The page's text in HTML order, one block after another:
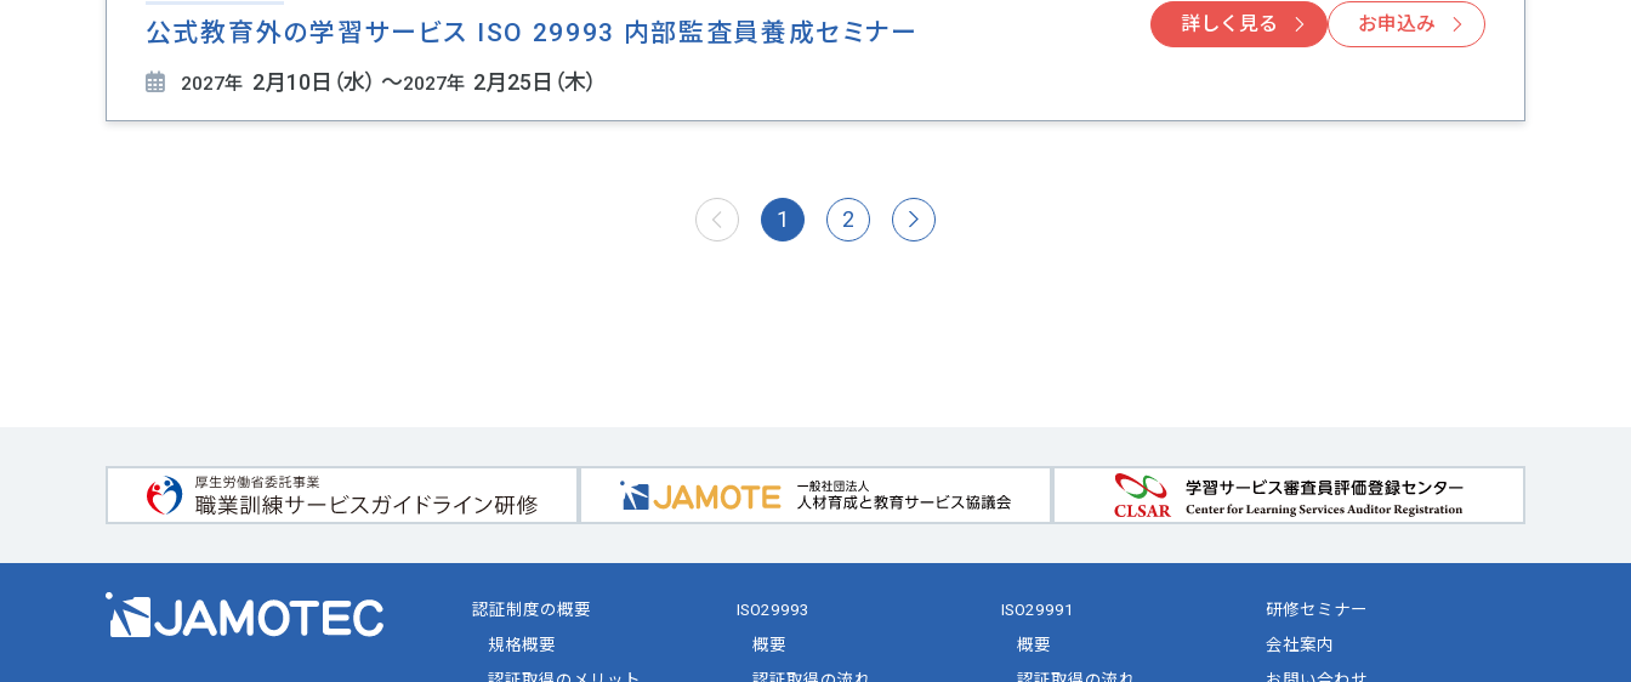
公式教育外の学習サービス ISO 29993 内部監査員養成セミナー
2027年 2月10日（水） ～2027年 2月25日（木）
詳しく見る お申込み
前へ
1
(current)
2
次へ
認証制度の概要
規格概要
ISO29993
概要
ISO29991
概要
研修セミナー
会社案内